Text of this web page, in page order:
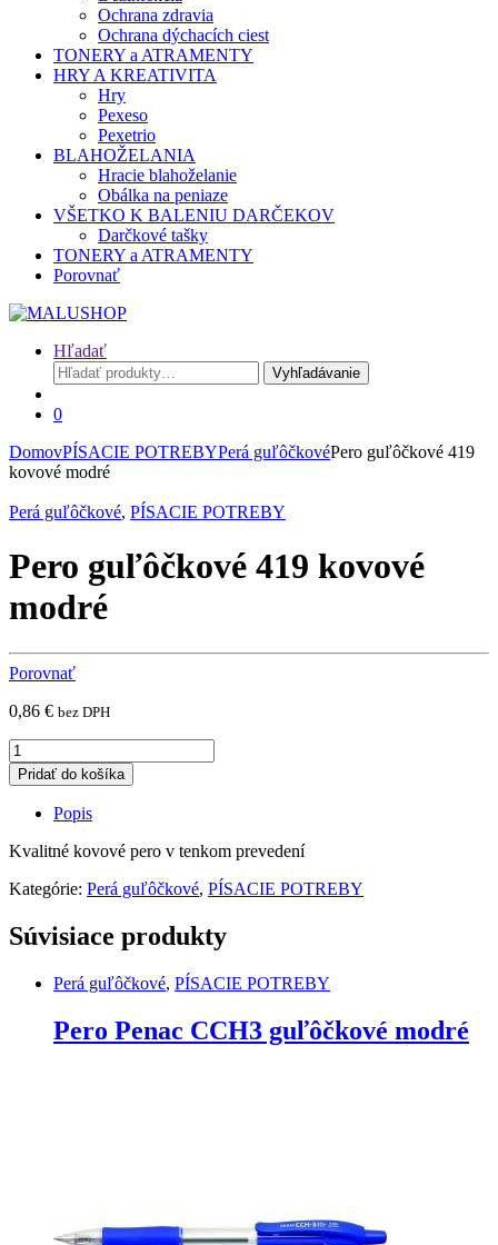
Ochrana zdravia
Ochrana dýchacích ciest
TONERY a ATRAMENTY
HRY A KREATIVITA
Hry
Pexeso
Pexetrio
BLAHOŽELANIA
Hracie blahoželanie
Obálka na peniaze
VŠETKO K BALENIU DARČEKOV
Darčkové tašky
TONERY a ATRAMENTY
Porovnať
Hľadať
Hľadať:
Vyhľadávanie
0
DomovPÍSACIE POTREBYPerá guľôčkovéPero guľôčkové 419
kovové modré
Perá guľôčkové, PÍSACIE POTREBY
Pero guľôčkové 419 kovové
modré
Porovnať
0,86 € bez DPH
Pero
guľôčkové
419
kovové
quantity
Pridať do košíka
Popis
Kvalitné kovové pero v tenkom prevedení
Kategórie: Perá guľôčkové, PÍSACIE POTREBY
Súvisiace produkty
Perá guľôčkové, PÍSACIE POTREBY
Pero Penac CCH3 guľôčkové modré